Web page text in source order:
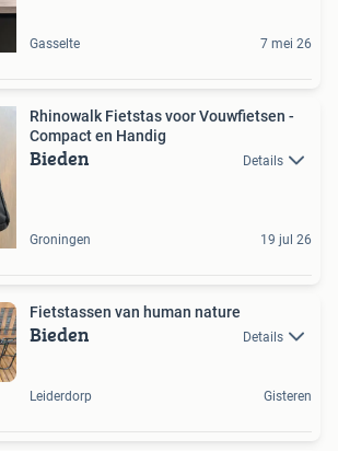
Gasselte 7 mei 26
Rhinowalk Fietstas voor Vouwfietsen -
Compact en Handig
Bieden Details
Groningen 19 jul 26
Fietstassen van human nature
Bieden Details
Leiderdorp Gisteren